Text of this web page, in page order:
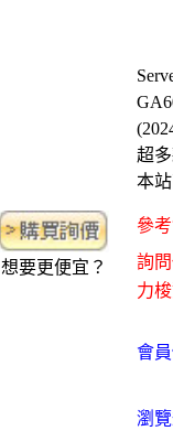
超
本
想要更便宜？
參
詢
力
會
瀏